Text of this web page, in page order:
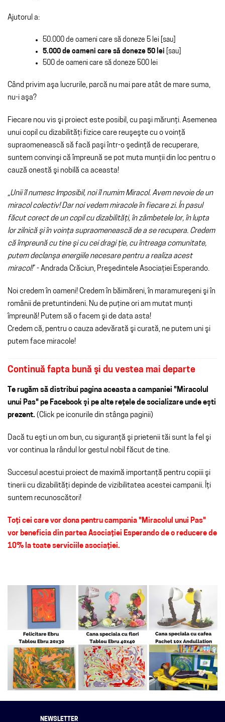
Ajutorul a:
50.000 de oameni care să doneze 5 lei [sau]
5.000 de oameni care să doneze 50 lei [sau]
500 de oameni care să doneze 500 lei
Când privim aşa lucrurile, parcă nu mai pare atât de mare suma,
nu-i aşa?
Fiecare nou vis şi proiect este posibil, cu paşi mărunţi. Asemenea
unui copil cu dizabilităţi fizice care reuşeşte cu o voinţă
supraomenească să facă paşi într-o şedinţă de recuperare,
suntem convinşi că împreună se pot muta munţii din loc pentru o
cauză onestă şi nobilă ca aceasta!
„Unii îl numesc Imposibil, noi îl numim Miracol. Avem nevoie de un
miracol colectiv! Dar noi vedem miracole în fiecare zi. În pasul
făcut corect de un copil cu dizabilităţi, în zâmbetele lor, în lupta
lor zilnică şi în voinţa supraomenească de a se recupera. Credem
că împreună cu tine şi cu cei dragi ţie, cu întreaga comunitate,
putem declanşa energiile necesare pentru a realiza acest
miracol!” - Andrada Crăciun, Preşedintele Asociaţiei Esperando.
Noi credem în oameni! Credem în băimăreni, în maramureşeni şi în
românii de pretuntindeni. Nu de puţine ori am mutat munţi
împreună! Putem să o facem şi de data asta!
Credem că, pentru o cauza adevărată şi curată, ne putem uni şi
putem face miracole!
Continuă fapta bună şi du vestea mai departe
Te rugăm să distribui pagina aceasta a campaniei "Miracolul
unui Pas" pe Facebook şi pe alte reţele de socializare unde eşti
prezent. (Click pe iconurile din stânga paginii)
Dacă tu eşti un om bun, cu siguranţă şi prietenii tăi sunt la fel şi
vor continua la rândul lor gestul nobil făcut de tine.
Succesul acestui proiect de maximă importanţă pentru copiii şi
tinerii cu dizabilităţi depinde de vizibilitatea acestei campanii. Îţi
suntem recunoscători!
Toţi cei care vor dona pentru campania "Miracolul unui Pas"
vor beneficia din partea Asociaţiei Esperando de o reducere de
10% la toate serviciile asociaţiei.
NEWSLETTER